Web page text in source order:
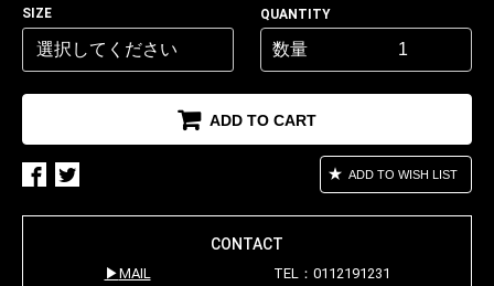
SIZE QUANTITY
数量
ADD TO CART
ADD TO WISH LIST
CONTACT
MAIL TEL：0112191231